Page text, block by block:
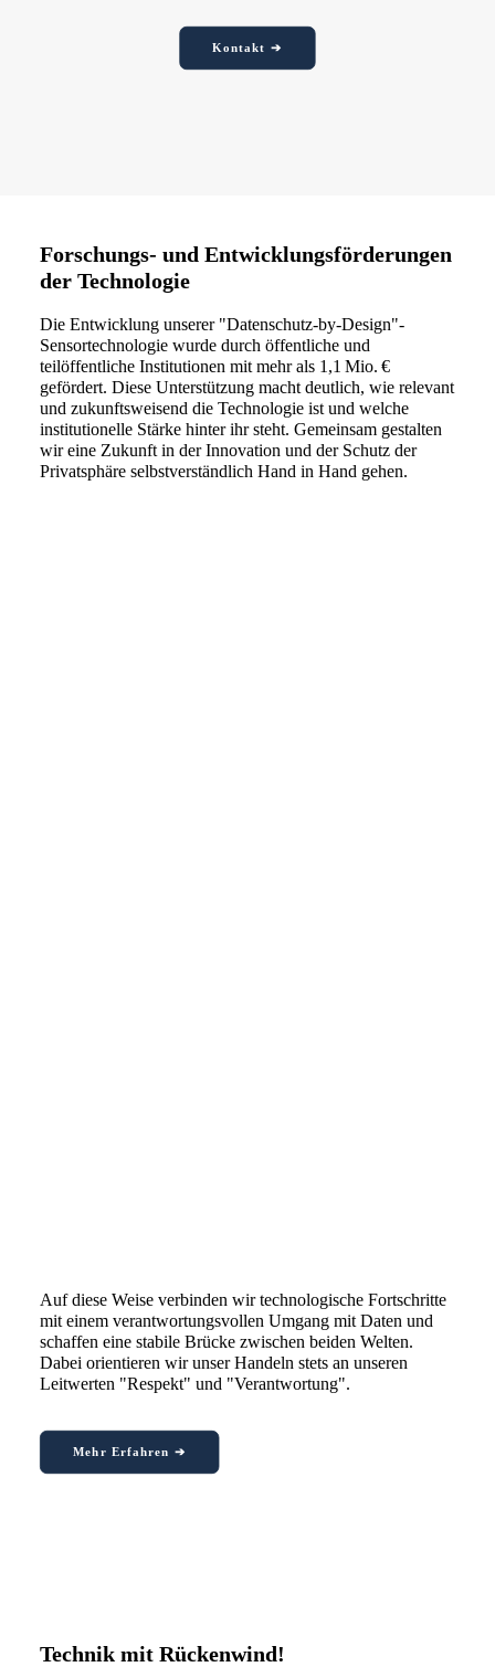
Kontakt ➔
Forschungs- und Entwicklungsförderungen
der Technologie
Die Entwicklung unserer "Datenschutz-by-Design"-
Sensortechnologie wurde durch öffentliche und
teilöffentliche Institutionen mit mehr als 1,1 Mio. €
gefördert. Diese Unterstützung macht deutlich, wie relevant
und zukunftsweisend die Technologie ist und welche
institutionelle Stärke hinter ihr steht. Gemeinsam gestalten
wir eine Zukunft in der Innovation und der Schutz der
Privatsphäre selbstverständlich Hand in Hand gehen.
Auf diese Weise verbinden wir technologische Fortschritte
mit einem verantwortungsvollen Umgang mit Daten und
schaffen eine stabile Brücke zwischen beiden Welten.
Dabei orientieren wir unser Handeln stets an unseren
Leitwerten "Respekt" und "Verantwortung".
Mehr Erfahren ➔
Technik mit Rückenwind!